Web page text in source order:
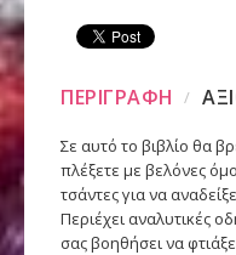
ΠΕΡΙΓΡΑΦΗ
Σε αυτό το βιβλίο θα
πλέξετε με βελόνες
τσάντες για να
Περιέχει αναλυτικές
σας βοηθήσει να